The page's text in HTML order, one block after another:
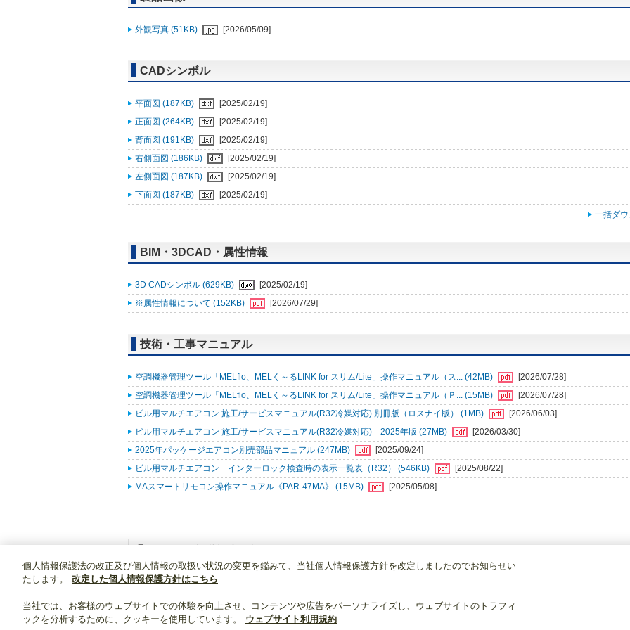
外観写真 (51KB) [2026/05/09]
CADシンボル
平面図 (187KB)
[2025/02/19]
正面図 (264KB)
[2025/02/19]
背面図 (191KB)
[2025/02/19]
右側面図 (186KB)
[2025/02/19]
左側面図 (187KB)
[2025/02/19]
下面図 (187KB)
[2025/02/19]
一括ダ
BIM・3DCAD・属性情報
3D CADシンボル (629KB)
[2025/02/19]
※属性情報について (152KB)
[2026/07/29]
技術・工事マニュアル
空調機器管理ツール「MELflo、MELく～るLINK for スリム/Lite」操作マニュアル（ス... (42MB)
[2026/07/28]
空調機器管理ツール「MELflo、MELく～るLINK for スリム/Lite」操作マニュアル（Ｐ... (15MB)
[2026/07/28]
ビル用マルチエアコン 施工/サービスマニュアル(R32冷媒対応) 別冊版（ロスナイ版） (1MB)
[2026/06/03]
ビル用マルチエアコン 施工/サービスマニュアル(R32冷媒対応) 2025年版 (27MB)
[2026/03/30]
2025年パッケージエアコン別売部品マニュアル (247MB)
[2025/09/24]
ビル用マルチエアコン インターロック検査時の表示一覧表（R32） (546KB)
[2025/08/22]
MAスマートリモコン操作マニュアル《PAR-47MA》 (15MB)
[2025/05/08]
WIN2Kトップ 製品情報
個人情報保護法の改正及び個人情報の取扱い状況の変更を鑑みて、当社個人情報保護方針を改定しましたのでお知らせい
たします。
改定した個人情報保護方針はこちら
当社では、お客様のウェブサイトでの体験を向上させ、コンテンツや広告をパーソナライズし、ウェブサイトのトラフィ
ックを分析するために、クッキーを使用しています。
ウェブサイト利用規約